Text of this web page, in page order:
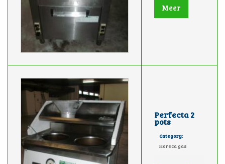
Meer
Perfecta 2
pots
Category:
Horeca gas